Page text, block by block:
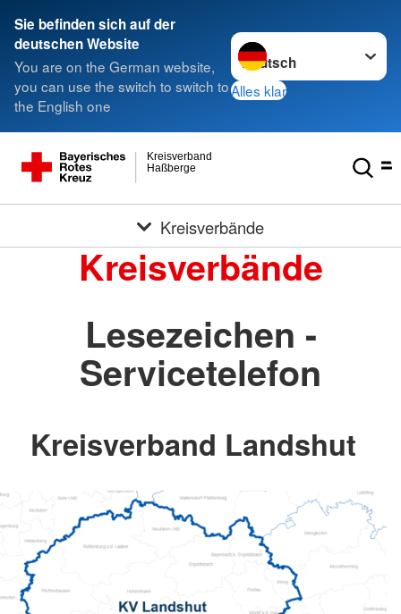
Sie befinden sich auf der
deutschen Website
You are on the German website,
you can use the switch to switch to
the English one
Sprache wechseln zu
Alles klar
Haßberge
Kreisverband
Kreisverbände
Kreisverbände
Lesezeichen -
Servicetelefon
Kreisverband Landshut